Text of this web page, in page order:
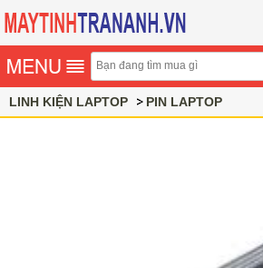
LINH KIỆN LAPTOP PIN LAPTOP